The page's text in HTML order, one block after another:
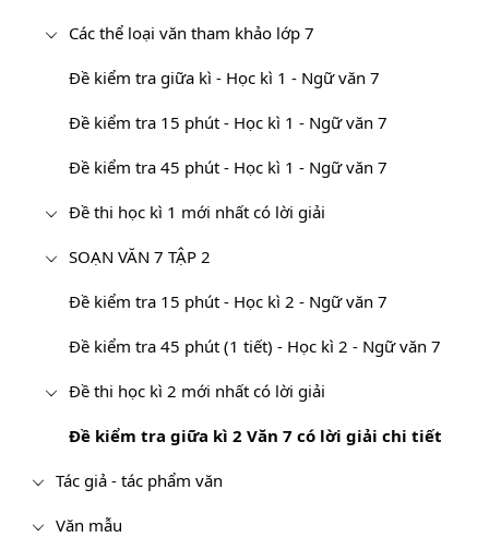
Các thể loại văn tham khảo lớp 7
Đề kiểm tra giữa kì - Học kì 1 - Ngữ văn 7
Đề kiểm tra 15 phút - Học kì 1 - Ngữ văn 7
Đề kiểm tra 45 phút - Học kì 1 - Ngữ văn 7
Đề thi học kì 1 mới nhất có lời giải
SOẠN VĂN 7 TẬP 2
Đề kiểm tra 15 phút - Học kì 2 - Ngữ văn 7
Đề kiểm tra 45 phút (1 tiết) - Học kì 2 - Ngữ văn 7
Đề thi học kì 2 mới nhất có lời giải
Đề kiểm tra giữa kì 2 Văn 7 có lời giải chi tiết
Tác giả - tác phẩm văn
Văn mẫu